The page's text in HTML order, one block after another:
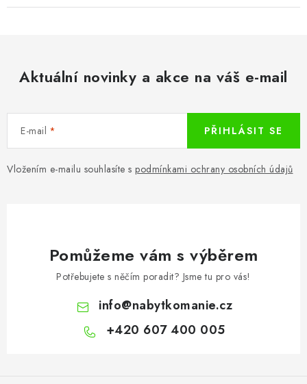
Aktuální novinky a akce na váš e-mail
E-mail
Vložením e-mailu souhlasíte s podmínkami ochrany osobních údajů
PŘIHLÁSIT SE
Pomůžeme vám s výběrem
Potřebujete s něčím poradit? Jsme tu pro vás!
info@nabytkomanie.cz
+420 607 400 005